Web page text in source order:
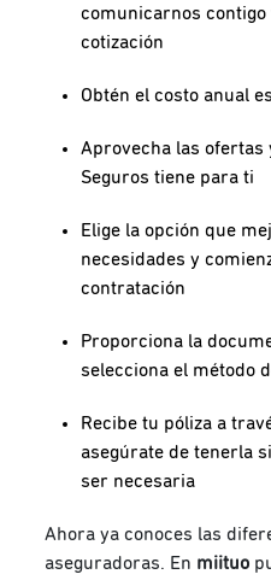
comunicarnos
cotización
Obtén el costo anual
Aprovecha las ofertas
Seguros tiene para ti
Elige la opción que
necesidades y
contratación
Proporciona la
selecciona el método
Recibe tu póliza a
asegúrate de tenerla
ser necesaria
Ahora ya conoces las
aseguradoras. En miituo